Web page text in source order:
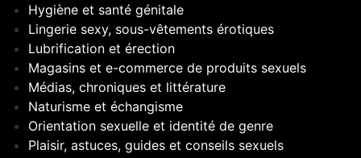
Hygiène et santé génitale
Lingerie sexy, sous-vêtements érotiques
Lubrification et érection
Magasins et e-commerce de produits sexuels
Médias, chroniques et littérature
Naturisme et échangisme
Orientation sexuelle et identité de genre
Plaisir, astuces, guides et conseils sexuels